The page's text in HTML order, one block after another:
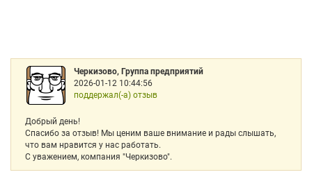
Черкизово, Группа предприятий
2026-01-12 10:44:56
поддержал(-а) отзыв
Добрый день!
Спасибо за отзыв! Мы ценим ваше внимание и рады слышать,
что вам нравится у нас работать.
С уважением, компания "Черкизово".